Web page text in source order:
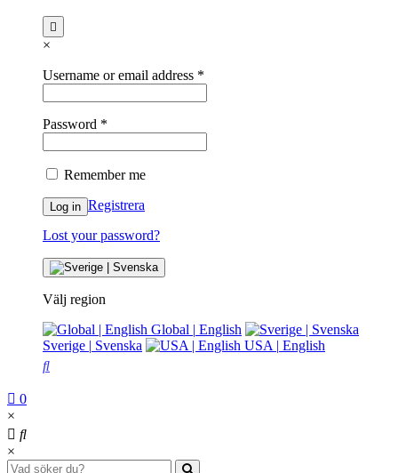
×
Username or email address *
Password *
Remember me
Log in Registrera
Lost your password?
Välj region
Global | English
Sverige | Svenska USA | English
0
×
×